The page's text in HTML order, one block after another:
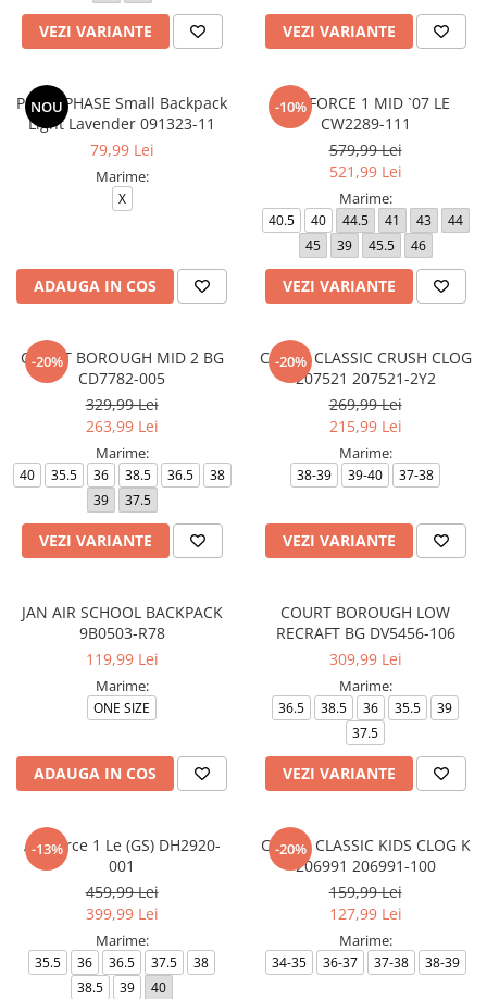
VEZI VARIANTE VEZI VARIANTE
NOU
PUMA PHASE Small Backpack
Light Lavender 091323-11
79,99 Lei
Marime:
X
ADAUGA IN COS
-10%
AIR FORCE 1 MID `07 LE
CW2289-111
579,99 Lei
521,99 Lei
Marime:
40.5 40 44.5 41 43
44
45
39 45.5 46
VEZI VARIANTE
-20%
COURT BOROUGH MID 2 BG
CD7782-005
329,99 Lei
263,99 Lei
Marime:
40 35.5 36 38.5 36.5
38
39
37.5
VEZI VARIANTE
-20%
CROCS CLASSIC CRUSH CLOG
207521 207521-2Y2
269,99 Lei
215,99 Lei
Marime:
38-39 39-40 37-38
VEZI VARIANTE
JAN AIR SCHOOL BACKPACK
9B0503-R78
119,99 Lei
Marime:
ONE SIZE
ADAUGA IN COS
COURT BOROUGH LOW
RECRAFT BG DV5456-106
309,99 Lei
Marime:
36.5 38.5 36 35.5
39
37.5
VEZI VARIANTE
-13%
Air Force 1 Le (GS) DH2920-
001
459,99 Lei
399,99 Lei
Marime:
35.5 36 36.5 37.5
38
38.5
39 40
-20%
CROCS CLASSIC KIDS CLOG K
206991 206991-100
159,99 Lei
127,99 Lei
Marime:
34-35 36-37 37-38 38-39